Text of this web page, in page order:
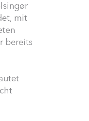
mit
bereits